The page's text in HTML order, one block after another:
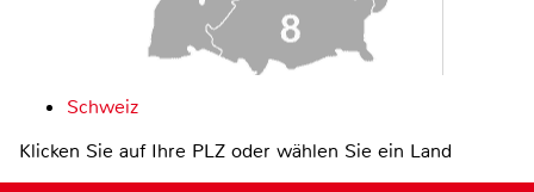
Schweiz
Klicken Sie auf Ihre PLZ oder wählen Sie ein Land